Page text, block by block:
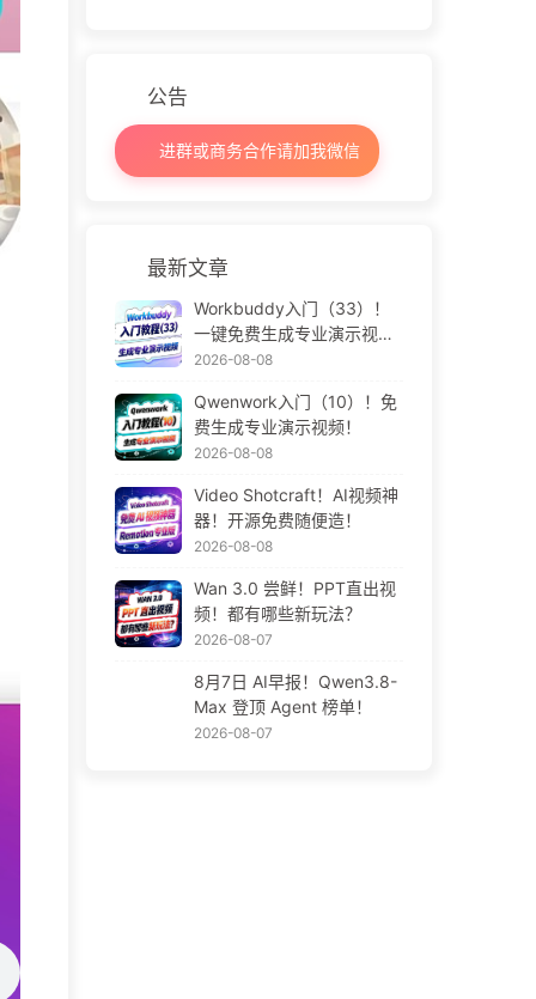
公告
进群或商务合作请加我微信
最新文章
Workbuddy入门（33）！
一键免费生成专业演示视
频！
2026-08-08
Qwenwork入门（10）！免
费生成专业演示视频！
2026-08-08
Video Shotcraft！AI视频神
器！开源免费随便造！
2026-08-08
Wan 3.0 尝鲜！PPT直出视
频！都有哪些新玩法？
2026-08-07
8月7日 AI早报！Qwen3.8-
Max 登顶 Agent 榜单！
2026-08-07